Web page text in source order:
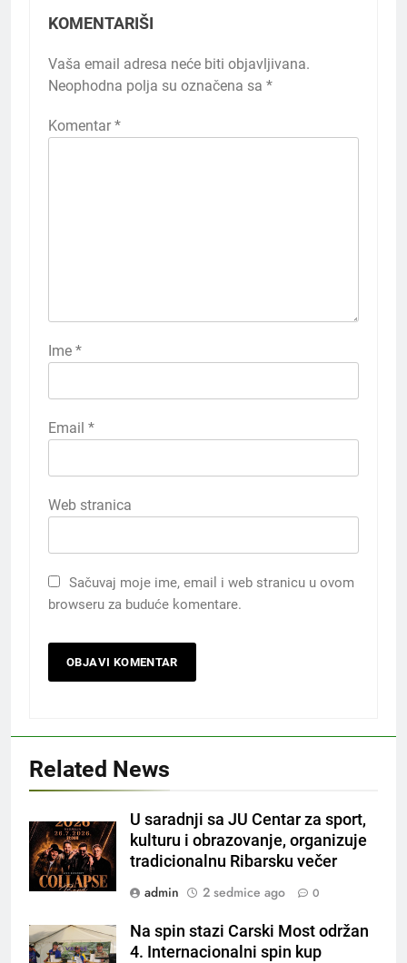
KOMENTARIŠI
Vaša email adresa neće biti objavljivana.
Neophodna polja su označena sa *
Komentar *
Ime *
Email *
Web stranica
Sačuvaj moje ime, email i web stranicu u ovom
browseru za buduće komentare.
Related News
U saradnji sa JU Centar za sport,
kulturu i obrazovanje, organizuje
tradicionalnu Ribarsku večer
admin
2 sedmice ago 0
Na spin stazi Carski Most održan
4. Internacionalni spin kup